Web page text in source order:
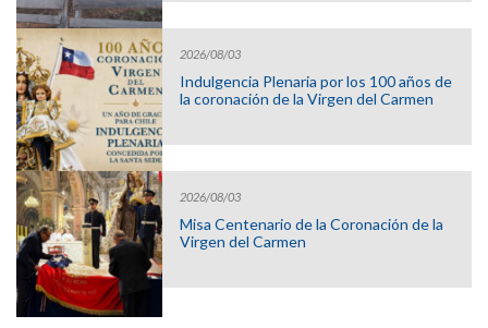
2026/08/03
Indulgencia Plenaria por los 100 años de
la coronación de la Virgen del Carmen
2026/08/03
Misa Centenario de la Coronación de la
Virgen del Carmen